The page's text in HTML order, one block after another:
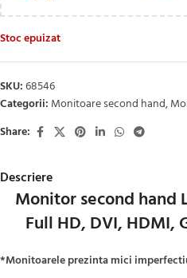
Stoc epuizat
SKU:68546
Categorii: Monitoare second hand,
Share:
Descriere
Monitor second hand
Full HD, DVI, HDMI,
*Monitoarele prezinta mici